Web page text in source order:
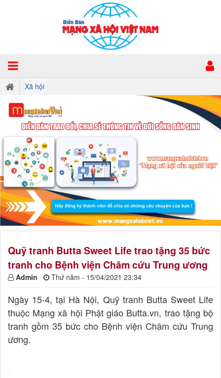
Xã hội
Quỹ tranh Butta Sweet Life trao tặng 35 bức
tranh cho Bệnh viện Châm cứu Trung ương
Admin Thứ năm - 15/04/2021 23:34
Ngày 15-4, tại Hà Nội, Quỹ tranh Butta Sweet Life
thuộc Mạng xã hội Phật giáo Butta.vn, trao tặng bộ
tranh gồm 35 bức cho Bệnh viện Châm cứu Trung
ương.